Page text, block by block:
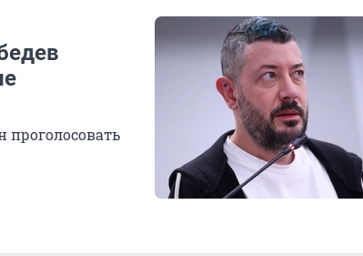
проголосовать